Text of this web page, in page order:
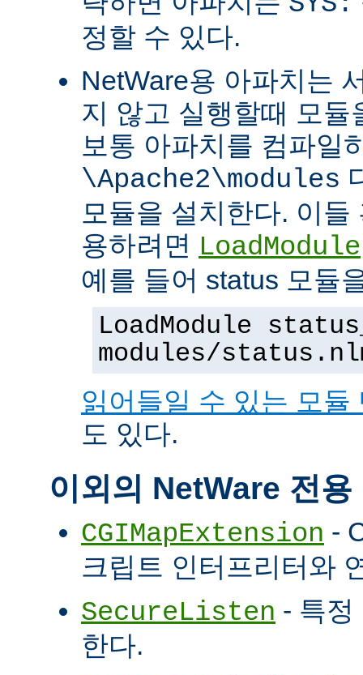
정할 수 있다.
NetWare용 아파치는
지 않고 실행할때 모듈
보통 아파치를 컴파일
\Apache2\modules
모듈을 설치한다. 이
용하려면 LoadModule
예를 들어 status 모듈
LoadModule
modules/
읽어들일 수 있는 모듈
도 있다.
이외의 NetWare 전
CGIMapExtension -
크립트 인터프리터와
SecureListen - 특정
한다.